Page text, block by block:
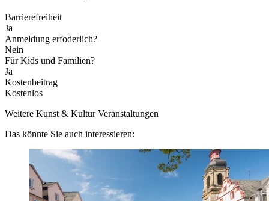
Barrierefreiheit
Ja
Anmeldung erfoderlich?
Nein
Für Kids und Familien?
Ja
Kostenbeitrag
Kostenlos
Weitere Kunst & Kultur Veranstaltungen
Das könnte Sie auch interessieren: